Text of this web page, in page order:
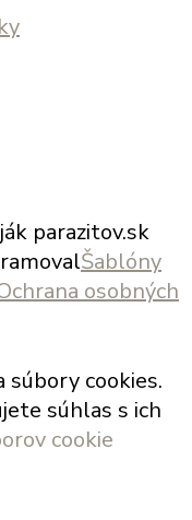
parazitov.sk
Šablóny
osobných
súbory cookies.
súhlas s ich
cookie